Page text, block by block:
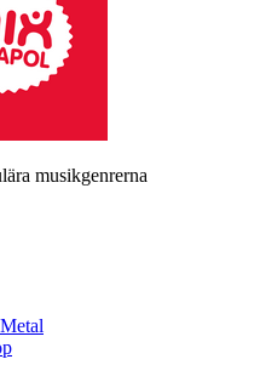
musikgenrerna